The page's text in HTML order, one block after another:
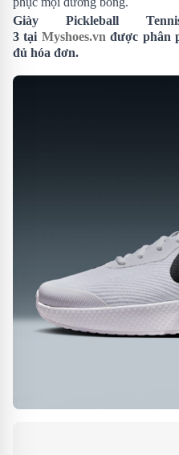
Giày Pickleball
3 tại Myshoes.vn được phân
đủ hóa đơn.